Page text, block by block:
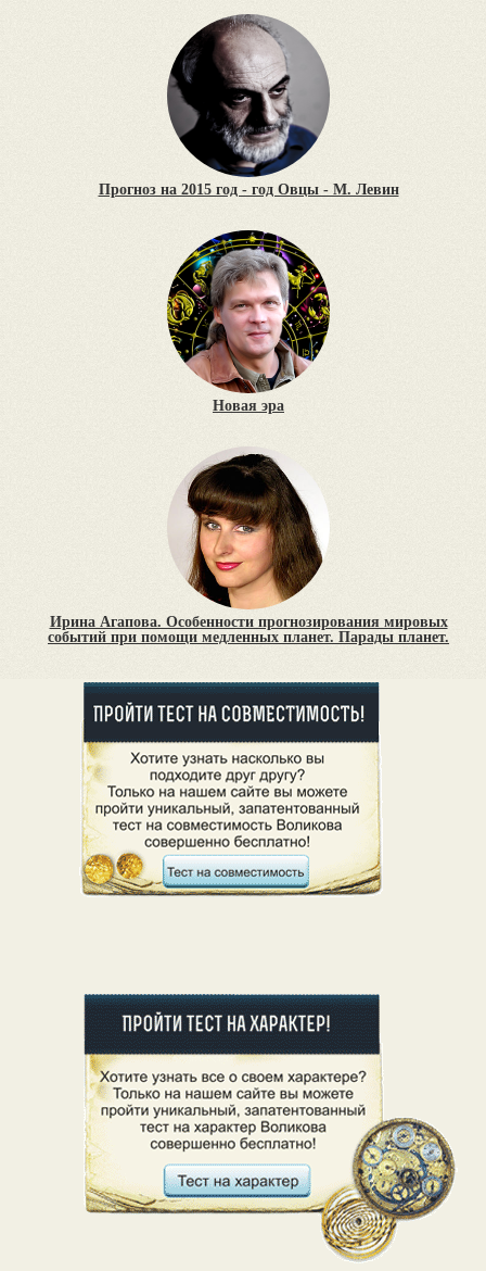
Прогноз на 2015 год - год Овцы - М. Левин
Новая эра
Ирина Агапова. Особенности прогнозирования мировых
событий при помощи медленных планет. Парады планет.